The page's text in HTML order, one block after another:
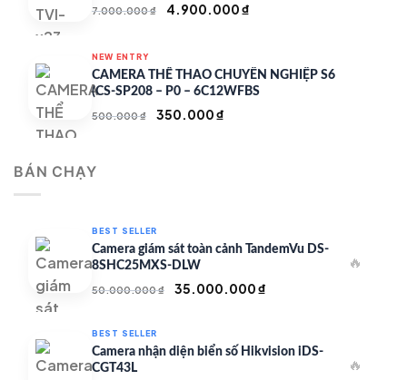
7.000.000₫
Giá
7.000.000 ₫.
4.900.000₫
là:
4.900.000 ₫.
NEW ENTRY
CAMERA THỂ THAO CHUYÊN NGHIỆP S6
(CS-SP208 – P0 – 6C12WFBS
500.000₫
Giá
350.000₫
BÁN CHẠY
BEST SELLER
Camera giám sát toàn cảnh TandemVu DS-
8SHC25MXS-DLW
50.000.000₫
Giá
50.000.000 ₫.
35.000.000₫
là:
35.000.000 ₫.
🔥
BEST SELLER
Camera nhận diện biển số Hikvision iDS-
CGT43L
🔥